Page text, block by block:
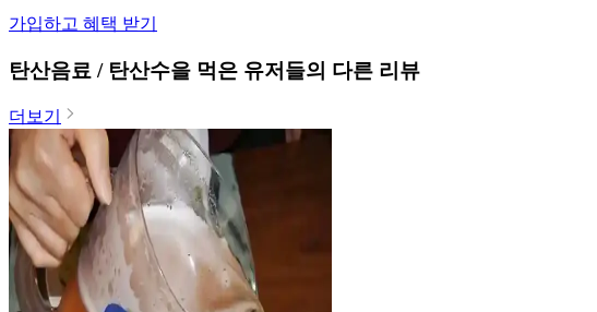
가입하고 혜택 받기
탄산음료 / 탄산수을 먹은 유저들의 다른 리뷰
더보기